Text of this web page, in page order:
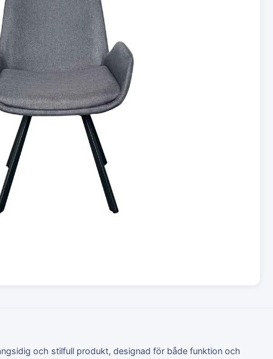
och stilfull produkt, designad för både funktion och